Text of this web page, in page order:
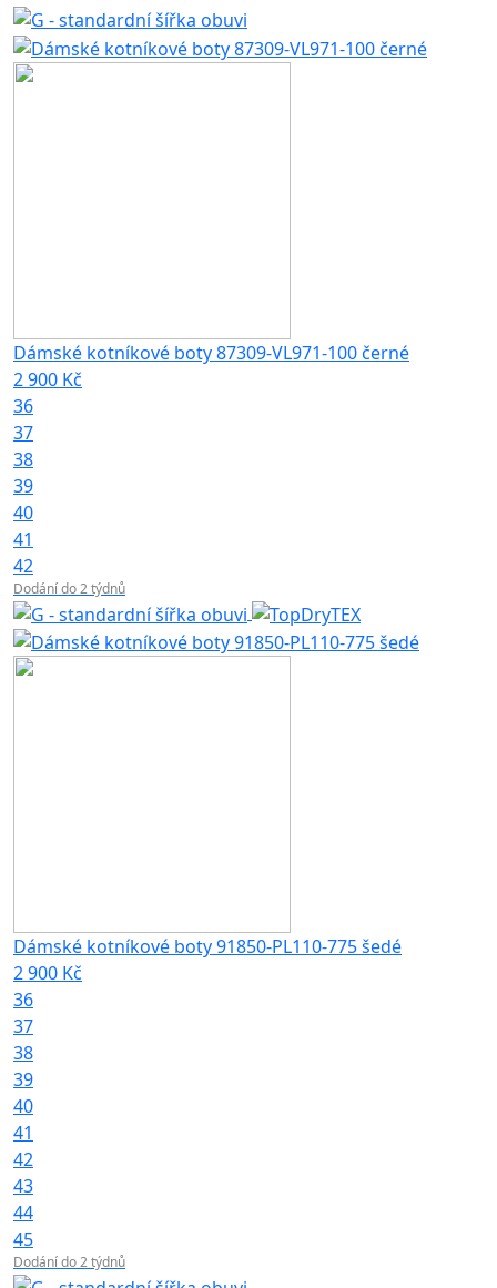
Dámské kotníkové boty 87309-VL971-100 černé
2 900 Kč
36
37
38
39
40
41
42
Dodání do 2 týdnů
Dámské kotníkové boty 91850-PL110-775 šedé
2 900 Kč
36
37
38
39
40
41
42
43
44
45
Dodání do 2 týdnů